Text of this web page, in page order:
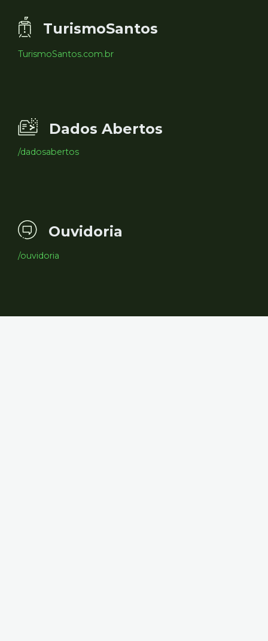
TurismoSantos
TurismoSantos.com.br
Dados Abertos
/dadosabertos
Ouvidoria
/ouvidoria